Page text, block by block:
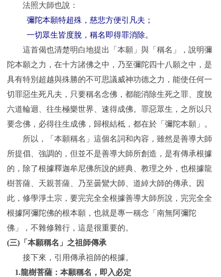
法照大師也說：
彌陀本願特超殊，慈悲方便引凡夫；
一切眾生皆度脫，稱名即得罪消除。
這首偈也清楚明白地提出「本願」與「稱名」，說明彌
陀本願之力，在十方諸佛之中，乃至彌陀四十八願之中，是
具有特別超越與殊勝的不可思議威神功德之力，能使任何一
切罪惡生死凡夫，只要稱名念佛，都能消除生死之罪、度脫
六道輪迴、往生極樂世界、速得成佛。罪惡眾生，之所以只
要念佛，必得往生成佛，歸根結柢，都在於「彌陀本願」。
所以，「本願稱名」這個名詞和內容，雖然是善導大師
所提倡、強調的，但並不是善導大師所創造，是有傳承根據
的，除了根據釋迦牟尼佛所說的經典、教理之外，也根據龍
樹菩薩、天親菩薩、乃至曇鸞大師、道綽大師的傳承。因
此，修學淨土宗，要完完全全根據善導大師所說，完完全全
根據阿彌陀佛的根本願，也就是專一稱念「南無阿彌陀
佛」，不雜修雜行，這是很重要的。
(三)「本願稱名」之祖師傳承
接下來，引用傳承祖師的根據。
1.龍樹菩薩：本願稱名，即入必定